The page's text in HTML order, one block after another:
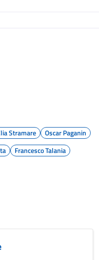
Stramare
Oscar Paganin
Francesco Talania